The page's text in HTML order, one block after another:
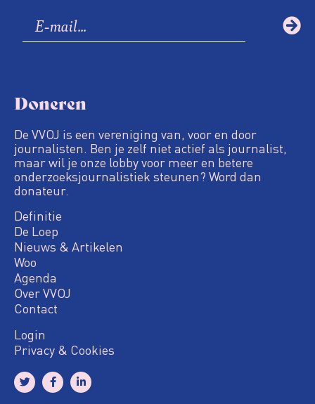
Doneren
De VVOJ is een vereniging van, voor en door
journalisten. Ben je zelf niet actief als journalist,
maar wil je onze lobby voor meer en betere
onderzoeksjournalistiek steunen? Word dan
donateur.
Definitie
De Loep
Nieuws & Artikelen
Woo
Agenda
Over VVOJ
Contact
Login
Privacy & Cookies